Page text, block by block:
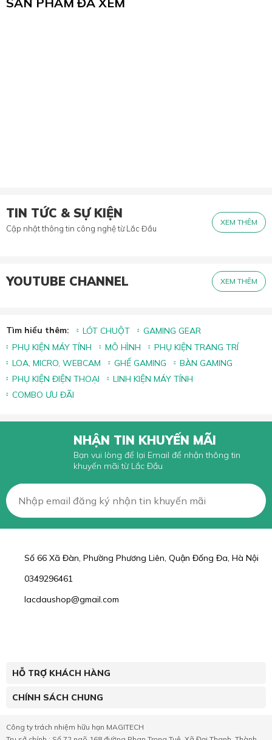
TIN TỨC & SỰ KIỆN
Cập nhật thông tin công nghệ từ Lắc Đầu
XEM THÊM
YOUTUBE CHANNEL XEM THÊM
Tìm hiểu thêm: LÓT CHUỘT
GAMING GEAR
PHỤ KIỆN MÁY TÍNH
MÔ HÌNH
PHỤ KIỆN TRANG TRÍ
LOA, MICRO, WEBCAM
GHẾ GAMING
BÀN GAMING
PHỤ KIỆN ĐIỆN THOẠI
LINH KIỆN MÁY TÍNH
COMBO ƯU ĐÃI
NHẬN TIN KHUYẾN MÃI
Bạn vui lòng để lại Email để nhận thông tin
khuyến mãi từ Lắc Đầu
Số 66 Xã Đàn, Phường Phương Liên, Quận Đống Đa, Hà Nội
0349296461
lacdaushop@gmail.com
HỖ TRỢ KHÁCH HÀNG
CHÍNH SÁCH CHUNG
Công ty trách nhiệm hữu hạn MAGITECH